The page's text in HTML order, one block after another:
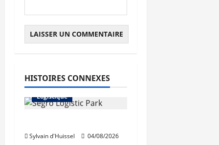
HISTOIRES CONNEXES
Immo d'entreprise
Logistique
Sylvain d'Huissel 04/08/2026
Abonnés Bureaux